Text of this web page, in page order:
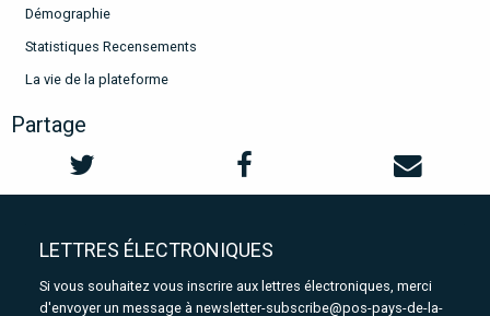
Démographie
Statistiques Recensements
La vie de la plateforme
Partage
LETTRES ÉLECTRONIQUES
Si vous souhaitez vous inscrire aux lettres électroniques, merci
d'envoyer un message à newsletter-subscribe@pos-pays-de-la-